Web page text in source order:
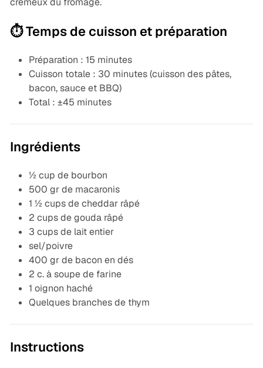
⏱️ Temps de cuisson et préparation
Préparation : 15 minutes
Cuisson totale : 30 minutes (cuisson des pâtes,
bacon, sauce et BBQ)
Total : ±45 minutes
Ingrédients
½ cup de bourbon
500 gr de macaronis
1 ½ cups de cheddar râpé
2 cups de gouda râpé
3 cups de lait entier
sel/poivre
400 gr de bacon en dés
2 c. à soupe de farine
1 oignon haché
Quelques branches de thym
Instructions